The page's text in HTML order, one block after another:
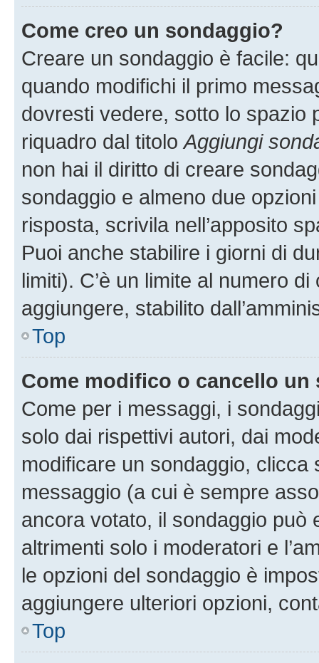
Come creo un sondaggio?
Creare un sondaggio è facile:
quando modifichi il primo
dovresti vedere, sotto lo spazio
riquadro dal titoloAggiungi
non hai il diritto di creare
sondaggio e almeno due
risposta, scrivila nell’apposito
Puoi anche stabilire i giorni di
limiti). C’è un limite al numero
aggiungere, stabilito
Top
Come modifico o cancello un
Come per i messaggi, i
solo dai rispettivi autori, dai
modificare un sondaggio,
messaggio (a cui è sempre
ancora votato, il sondaggio può
altrimenti solo i moderatori e
le opzioni del sondaggio è
aggiungere ulteriori opzioni,
Top